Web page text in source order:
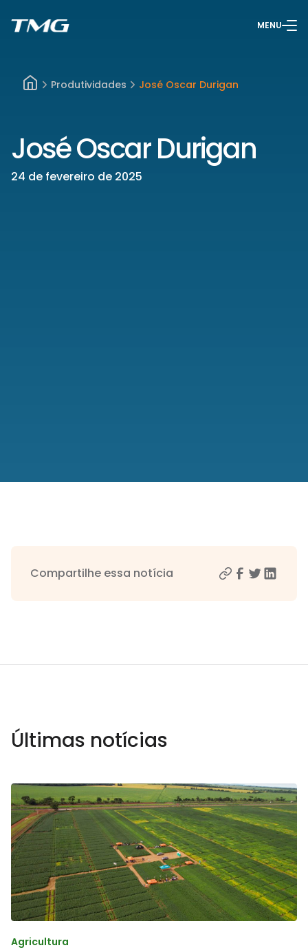
MENU
Produtividades José Oscar Durigan
José Oscar Durigan
24 de fevereiro de 2025
Compartilhe essa notícia
Últimas notícias
Agricultura